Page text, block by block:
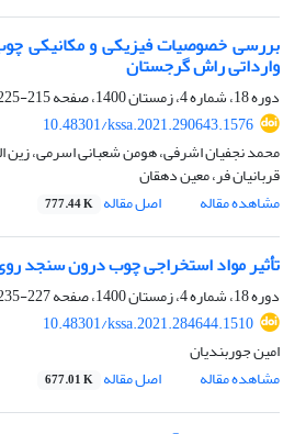
بررسی خصوصیات فیزیکی و مکانیکی
وارداتی راش گرجستان
دوره 18، شماره 4، زمستان 1400، صفحه
215-225
10.48301/kssa.2021.290643.1576
محمد نجفیان اشرفی، هومن شعبانی اسرمی، زین
قربانیان فر، معین دهقان
مشاهده مقاله
اصل مقاله 777.44 K
تأثیر مواد استخراجی چوب درون سنجد
دوره 18، شماره 4، زمستان 1400، صفحه
227-235
10.48301/kssa.2021.284644.1510
امین جوربندیان
مشاهده مقاله
اصل مقاله 677.01 K